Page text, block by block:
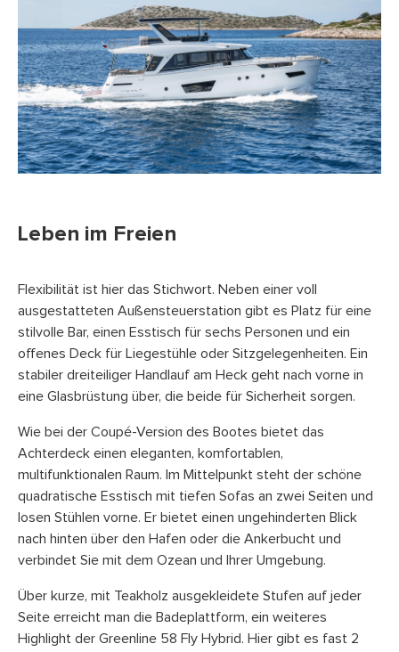
Leben im Freien
Flexibilität ist hier das Stichwort. Neben einer voll
ausgestatteten Außensteuerstation gibt es Platz für eine
stilvolle Bar, einen Esstisch für sechs Personen und ein
offenes Deck für Liegestühle oder Sitzgelegenheiten. Ein
stabiler dreiteiliger Handlauf am Heck geht nach vorne in
eine Glasbrüstung über, die beide für Sicherheit sorgen.
Wie bei der Coupé-Version des Bootes bietet das
Achterdeck einen eleganten, komfortablen,
multifunktionalen Raum. Im Mittelpunkt steht der schöne
quadratische Esstisch mit tiefen Sofas an zwei Seiten und
losen Stühlen vorne. Er bietet einen ungehinderten Blick
nach hinten über den Hafen oder die Ankerbucht und
verbindet Sie mit dem Ozean und Ihrer Umgebung.
Über kurze, mit Teakholz ausgekleidete Stufen auf jeder
Seite erreicht man die Badeplattform, ein weiteres
Highlight der Greenline 58 Fly Hybrid. Hier gibt es fast 2